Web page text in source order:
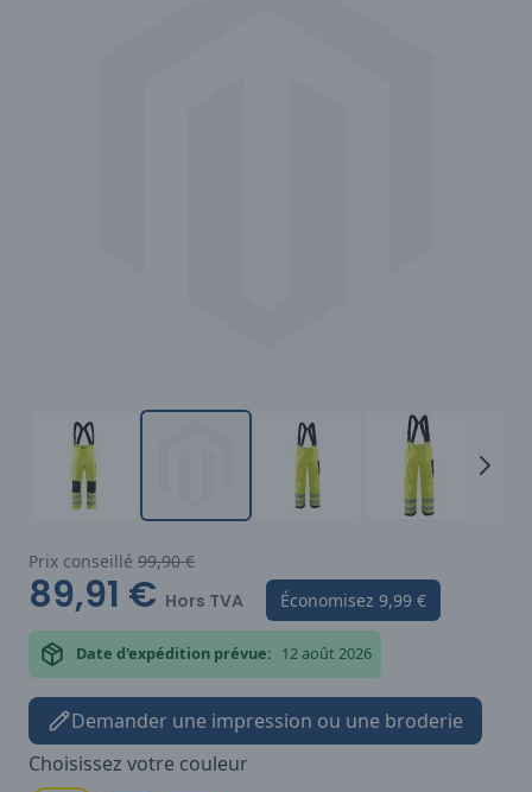
Prix conseillé 99,90 €
89,91 € Hors TVA Économisez 9,99 €
Date d'expédition prévue: 12 août 2026
Demander une impression ou une broderie
Choisissez votre couleur